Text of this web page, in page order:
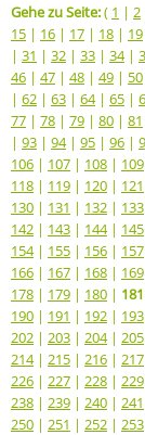
Gehe zu Seite:( 1 | 2
15 | 16 | 17 | 18 | 19
| 31 | 32 | 33 | 34|
46 | 47 | 48 | 49 | 50
| 62 | 63 | 64| 65 |
77 | 78 | 79 | 80 | 81
| 93 | 94| 95 | 96 |
106 | 107 | 108 | 109
118 | 119 | 120 | 121
130 | 131 | 132 | 133
142 | 143 | 144| 145
154| 155 | 156 | 157
166 | 167 | 168 | 169
178 | 179 | 180 | 181
190 | 191 | 192 | 193
202 | 203 | 204| 205
214| 215 | 216 | 217
226 | 227 | 228 | 229
238 | 239 | 240 | 241
250 | 251 | 252 | 253